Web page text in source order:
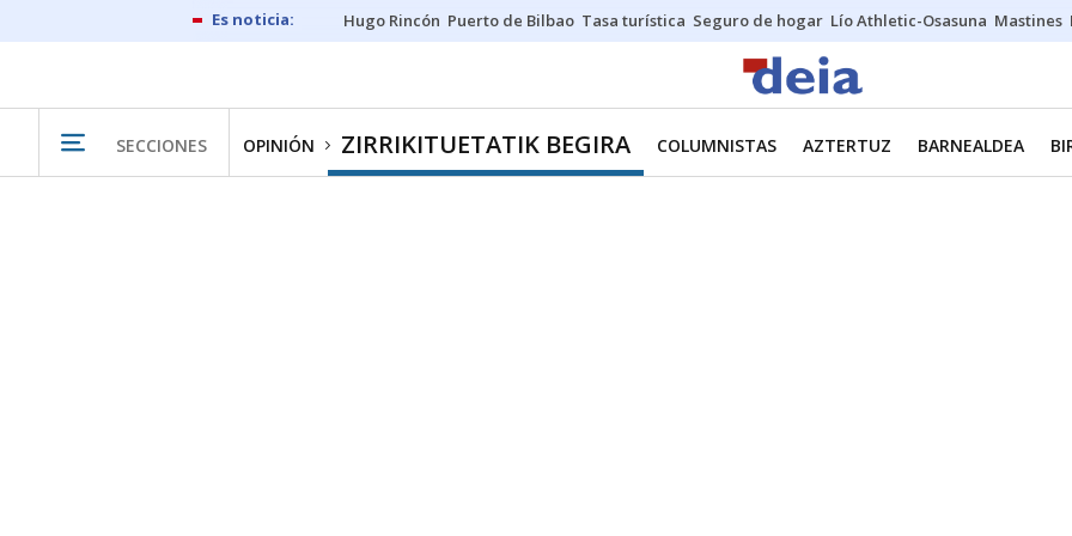
Hugo Rincón Puerto de Bilbao Tasa turística Seguro de hogar Lío Athletic-Osasuna Mastines
SECCIONES OPINIÓN ZIRRIKITUETATIK BEGIRA COLUMNISTAS AZTERTUZ BARNEALDEA